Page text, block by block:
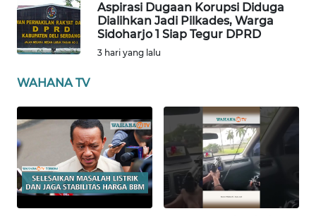
Aspirasi Dugaan Korupsi Diduga
Dialihkan Jadi Pilkades, Warga
Sidoharjo 1 Siap Tegur DPRD
3 hari yang lalu
WAHANA TV
WN
LAMPUNG
WN
JATENG
NUSANTARA
WN
JOGJA